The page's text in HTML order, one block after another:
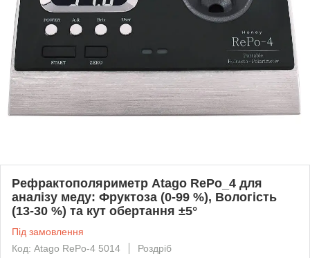
Рефрактополяриметр Atago RePo_4 для
аналізу меду: Фруктоза (0-99 %), Вологість
(13-30 %) та кут обертання ±5°
Під замовлення
Код: Atago RePo-4 5014
Роздріб